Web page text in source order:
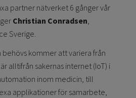
partner nätverket 6 gånger vår
Christian Conradsen
Sverige.
kommer att variera från
alltifrån sakernas internet (IoT) i
inom medicin, till
applikationer för samarbete,